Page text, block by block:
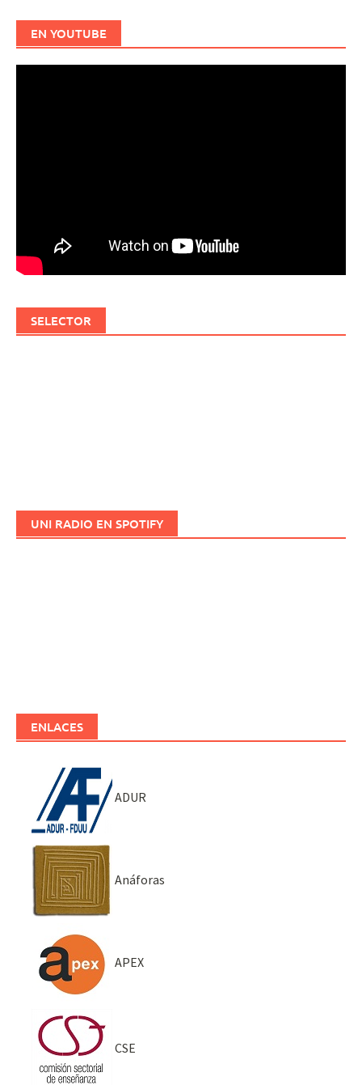
EN YOUTUBE
SELECTOR
UNI RADIO EN SPOTIFY
ENLACES
ADUR
Anáforas
APEX
CSE